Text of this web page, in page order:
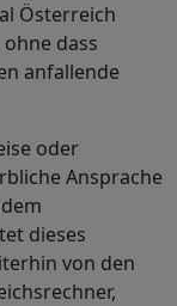
Österreich
dass
anfallende
oder
Ansprache
dieses
von den